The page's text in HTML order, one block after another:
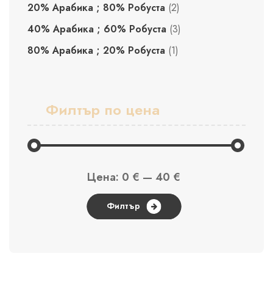
20% Арабика ; 80% Робуста (2)
40% Арабика ; 60% Робуста (3)
80% Арабика ; 20% Робуста (1)
Филтър по цена
Филтър
Цена: 0 € —40 €